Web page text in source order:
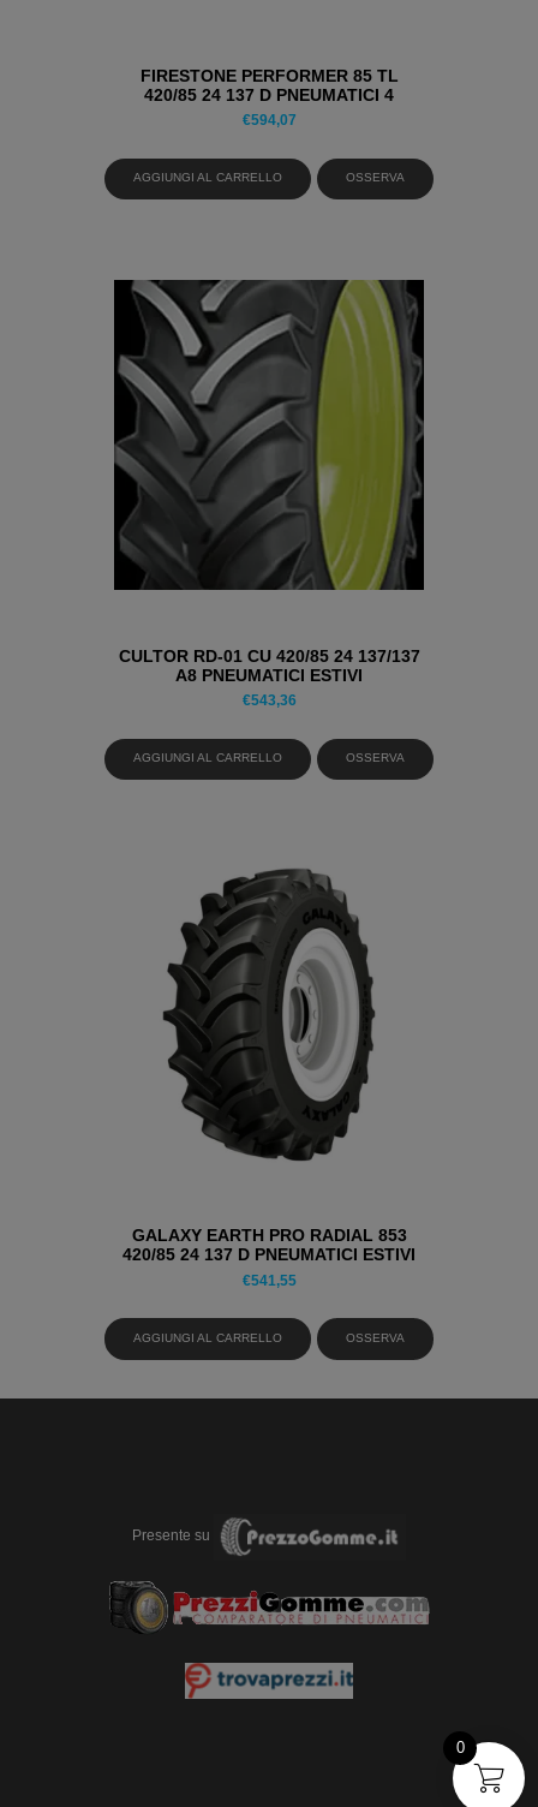
FIRESTONE PERFORMER 85 TL
420/85 24 137 D PNEUMATICI 4
STAGIONI
€594,07
AGGIUNGI AL CARRELLO OSSERVA
CULTOR RD-01 CU 420/85 24 137/137
A8 PNEUMATICI ESTIVI
€543,36
AGGIUNGI AL CARRELLO OSSERVA
GALAXY EARTH PRO RADIAL 853
420/85 24 137 D PNEUMATICI ESTIVI
€541,55
AGGIUNGI AL CARRELLO OSSERVA
Presente su
0